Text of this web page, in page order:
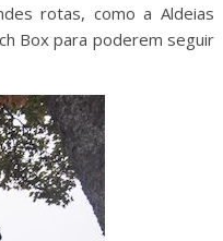
rotas, como a Aldeias
Box para poderem seguir